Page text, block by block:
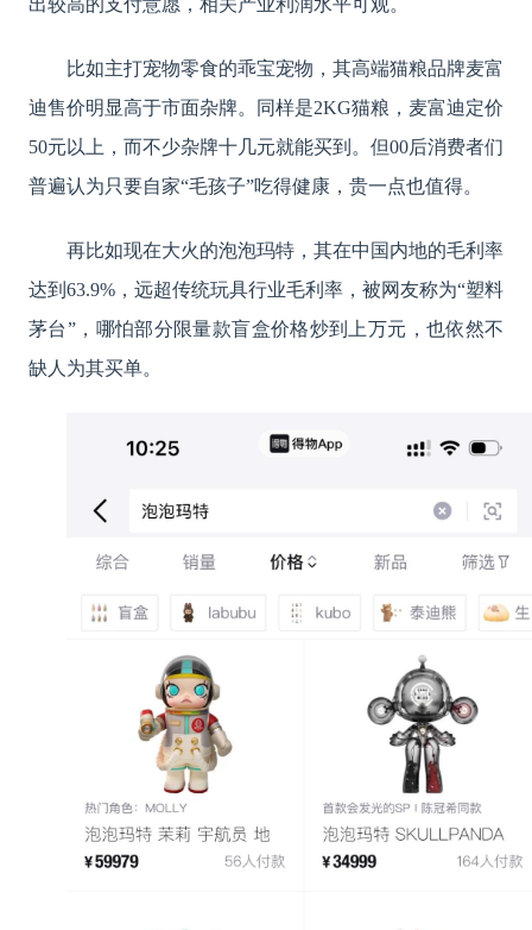
出较高的支付意愿，相关产业利润水平可观。
比如主打宠物零食的乖宝宠物，其高端猫粮品牌麦富
迪售价明显高于市面杂牌。同样是2KG猫粮，麦富迪定价
50元以上，而不少杂牌十几元就能买到。但00后消费者们
普遍认为只要自家“毛孩子”吃得健康，贵一点也值得。
再比如现在大火的泡泡玛特，其在中国内地的毛利率
达到63.9%，远超传统玩具行业毛利率，被网友称为“塑料
茅台”，哪怕部分限量款盲盒价格炒到上万元，也依然不
缺人为其买单。